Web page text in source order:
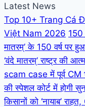
Latest News
Top 10+ Trang Cá
Việt Nam 2026 150
मातरम्’ के 150 वर्ष पर
‘वंदे मातरम्’ राष्ट्र की
scam case में पूर्व CM
की स्पेशल कोर्ट में होगी
किसानों को ‘नायाब’